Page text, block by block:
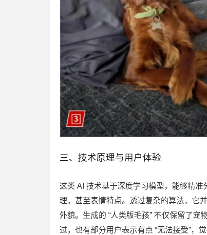
三、技术原理与用户体验
这类 AI 技术基于深度学习模型，能够精
理，甚至表情特点。透过复杂的算法，它
外貌。生成的 “人类版毛孩” 不仅保留了
过，也有部分用户表示有点 “无法接受”，